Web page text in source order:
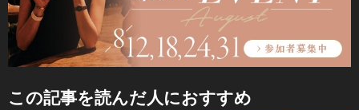
この記事を読んだ人におすすめ